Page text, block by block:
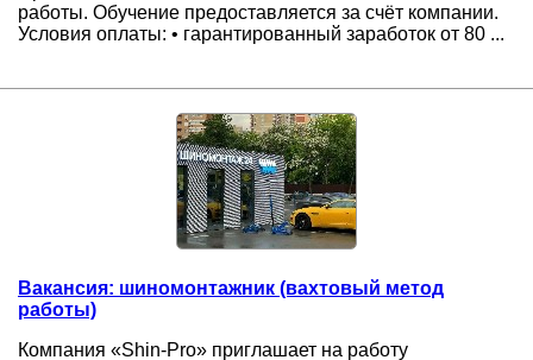
работы. Обучение предоставляется за счёт компании.
Условия оплаты: • гарантированный заработок от 80 ...
Вакансия: шиномонтажник (вахтовый метод
работы)
Компания «Shin-Pro» приглашает на работу